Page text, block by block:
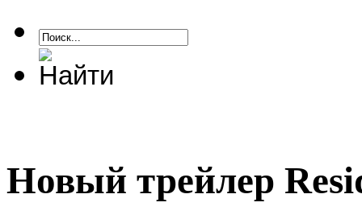
Новый трейлер